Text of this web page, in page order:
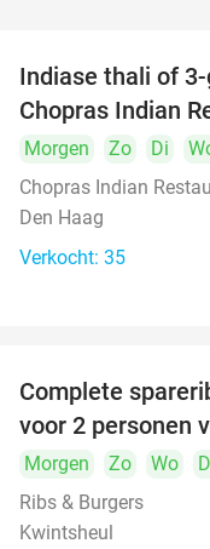
Indiase thali of
Chopras Indian
Morgen Zo Di
Chopras Indian
Den Haag
Verkocht: 35
Complete
voor 2 personen
Morgen Zo Wo
Ribs & Burgers
Kwintsheul